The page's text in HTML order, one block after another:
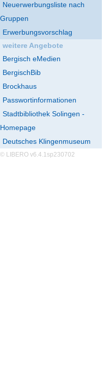
Neuerwerbungsliste nach
Gruppen
Erwerbungsvorschlag
weitere Angebote
Bergisch eMedien
BergischBib
Brockhaus
Passwortinformationen
Stadtbibliothek Solingen -
Homepage
Deutsches Klingenmuseum
© LIBERO v6.4.1sp230702